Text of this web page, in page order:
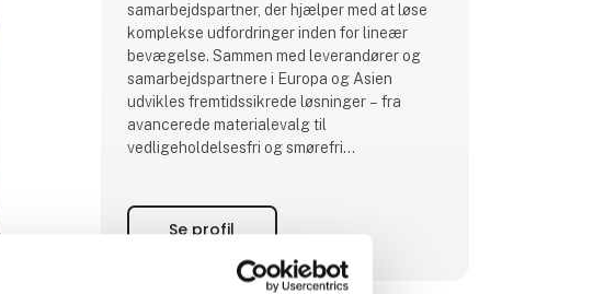
samarbejdspartner, der hjælper med at løse
komplekse udfordringer inden for lineær
bevægelse. Sammen med leverandører og
samarbejdspartnere i Europa og Asien
udvikles fremtidssikrede løsninger – fra
avancerede materialevalg til
vedligeholdelsesfri og smørefri
Se profil